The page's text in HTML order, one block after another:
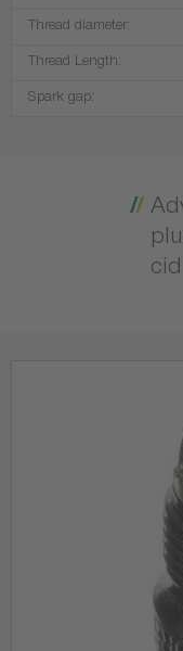
Thread diameter:
Thread Length:
Spark gap: